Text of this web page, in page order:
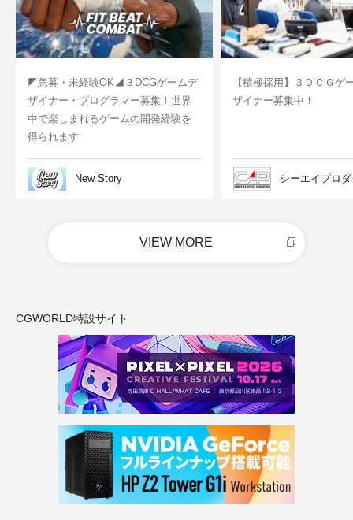
◤急募・未経験OK◢３DCGゲームデ
ザイナー・プログラマー募集！世界
中で楽しまれるゲームの開発経験を
得られます
New Story
【積極採用】３ＤＣＧゲ
ザイナー募集中！
シーエイプロ
VIEW MORE
CGWORLD特設サイト